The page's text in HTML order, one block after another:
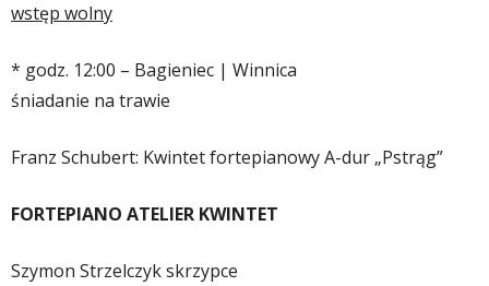
wstęp wolny
* godz. 12:00 – Bagieniec | Winnica
śniadanie na trawie
Franz Schubert: Kwintet fortepianowy A-dur „Pstrąg”
FORTEPIANO ATELIER KWINTET
Szymon Strzelczyk skrzypce